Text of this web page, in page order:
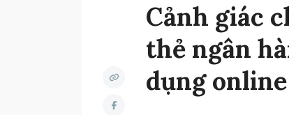
Cảnh giác
thẻ ngân
dụng online